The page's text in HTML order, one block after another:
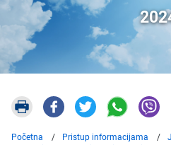
Početna Pristup informacijama